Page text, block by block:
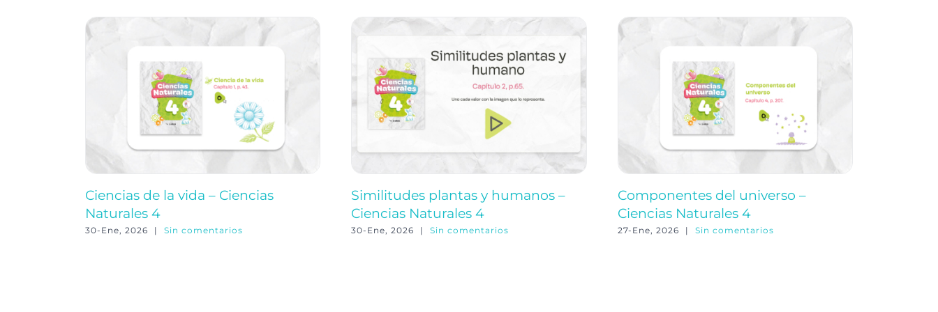
Ciencias de la vida – Ciencias
Naturales 4
30-Ene, 2026 | Sin comentarios
Similitudes plantas y humanos –
Ciencias Naturales 4
30-Ene, 2026 | Sin comentarios
Componentes del universo –
Ciencias Naturales 4
27-Ene, 2026 | Sin comentarios